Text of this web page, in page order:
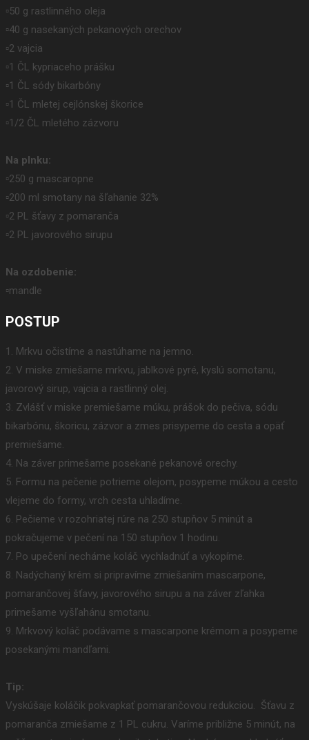
▫️50 g rastlinného oleja
▫️40 g nasekaných pekanových orechov
▫️2 vajcia
▫️1 ČL kypriaceho prášku
▫️1 ČL sódy bikarbóny
▫️1 ČL mletej cejlónskej škorice
▫️1/2 ČL mletého zázvoru
Na plnku:
▫️250 g mascaropne
▫️200 ml smotany na šľahanie 32%
▫️2 PL šťavy z pomaranča
▫️2 PL javorového sirupu
Na ozdobenie:
▫️mandle
POSTUP
1. Mrkvu očistíme a nastúhame na jemno.
2. V miske zmiešame mrkvu, jablkové pyré, kyslú somotanu,
javorový sirup, vajcia a rastlinný olej.
3. Zvlášť v miske premiešame múku, prášok do pečiva, sódu
bikarbónu, škoricu, zázvor a zmes prisypeme do cesta a opäť
premiešame.
4. Na záver primešame posekané pekanové orechy.
5. Formu na pečenie potrieme olejom, posypeme múkou a cesto
vlejeme do formy, vrch cesta uhladíme.
6. Pečieme v rozohriatej rúre na 250 stupňov 5 minút a
pokračujeme v pečení na 150 stupňov 1 hodinu.
7. Po upečení necháme koláč vychladnúť a vykopíme.
8. Nadýchaný krém si pripravíme zmiešaním mascarpone,
pomarančovej šťavy, javorového sirupu a na záver zľahka
primešame vyšľahánu smotanu.
9. Mrkvový koláč podávame s mascarpone krémom a posypeme
posekanými mandľami.
Tip:
Vyskúšaje koláčik pokvapkať pomarančovou redukciou. Šťavu z
pomaranča zmiešame z 1 PL cukru. Varíme približne 5 minút, na